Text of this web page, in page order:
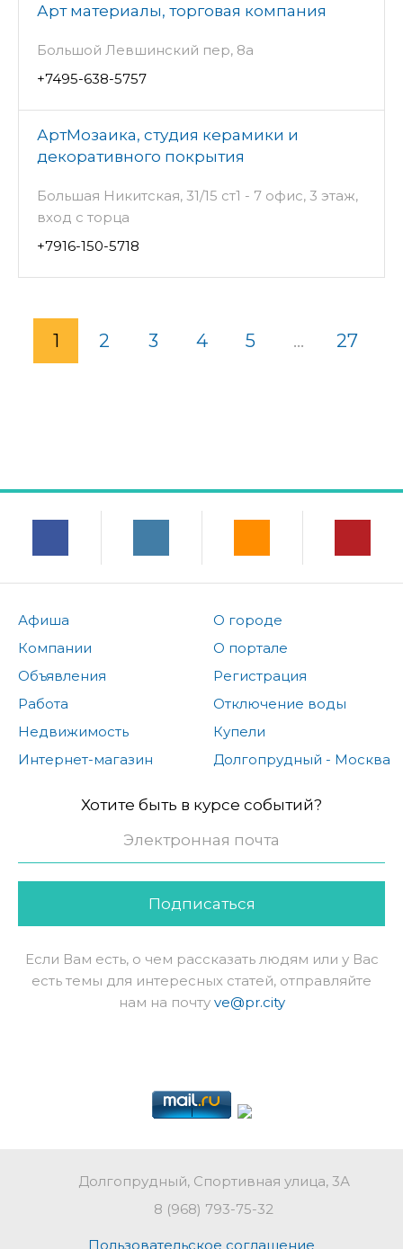
Арт материалы, торговая компания
Большой Левшинский пер, 8а
+7495-638-5757
АртМозаика, студия керамики и
декоративного покрытия
Большая Никитская, 31/15 ст1 - 7 офис, 3 этаж,
вход с торца
+7916-150-5718
1 2 3 4 5 ... 27
Афиша
Компании
Объявления
Работа
Недвижимость
Интернет-магазин
О городе
О портале
Регистрация
Отключение воды
Купели
Долгопрудный - Москва
Хотите быть в курсе событий?
Подписаться
Если Вам есть, о чем рассказать людям или у Вас
есть темы для интересных статей, отправляйте
нам на почту ve@pr.city
Долгопрудный, Спортивная улица, 3А
8 (968) 793-75-32
Пользовательское соглашение